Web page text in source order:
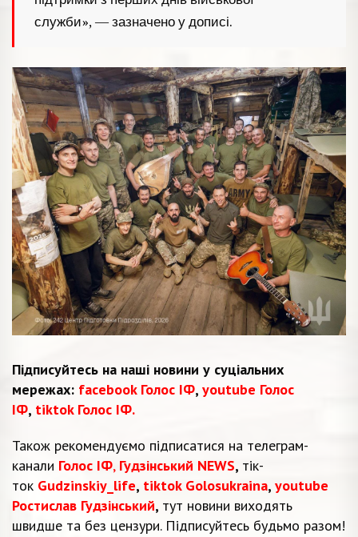
служби», — зазначено у дописі.
Підписуйтесь на наші новини у суціальних
мережах: facebook Голос ІФ, youtube Голос
ІФ, tiktok Голос ІФ.
Також рекомендуємо підписатися на телеграм-
канали Голос ІФ, Гудзінський NEWS, тік-
ток Gudzinskiy_life, tiktok Golosukraina, youtube
Ростислав Гудзінський, тут новини виходять
швидше та без цензури. Підписуйтесь будьмо разом!